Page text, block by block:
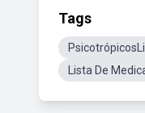
Tags
Lista De